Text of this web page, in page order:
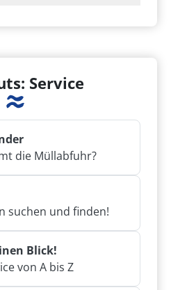
Service
die Müllabfuhr?
suchen und finden!
Blick!
von A bis Z